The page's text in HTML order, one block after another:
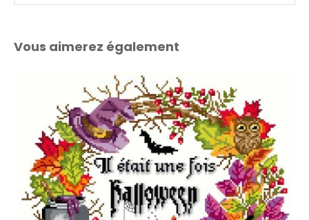
Vous aimerez également